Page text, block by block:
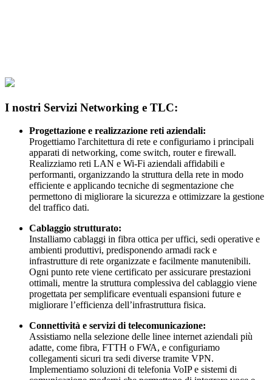
I nostri Servizi Networking e TLC:
Progettazione e realizzazione reti aziendali:
Progettiamo l'architettura di rete e configuriamo i principali
apparati di networking, come switch, router e firewall.
Realizziamo reti LAN e Wi-Fi aziendali affidabili e
performanti, organizzando la struttura della rete in modo
efficiente e applicando tecniche di segmentazione che
permettono di migliorare la sicurezza e ottimizzare la gestione
del traffico dati.
Cablaggio strutturato:
Installiamo cablaggi in fibra ottica per uffici, sedi operative e
ambienti produttivi, predisponendo armadi rack e
infrastrutture di rete organizzate e facilmente manutenibili.
Ogni punto rete viene certificato per assicurare prestazioni
ottimali, mentre la struttura complessiva del cablaggio viene
progettata per semplificare eventuali espansioni future e
migliorare l’efficienza dell’infrastruttura fisica.
Connettività e servizi di telecomunicazione:
Assistiamo nella selezione delle linee internet aziendali più
adatte, come fibra, FTTH o FWA, e configuriamo
collegamenti sicuri tra sedi diverse tramite VPN.
Implementiamo soluzioni di telefonia VoIP e sistemi di